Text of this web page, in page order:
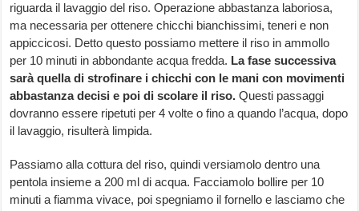
riguarda il lavaggio del riso. Operazione abbastanza laboriosa,
ma necessaria per ottenere chicchi bianchissimi, teneri e non
appiccicosi. Detto questo possiamo mettere il riso in ammollo
per 10 minuti in abbondante acqua fredda. La fase successiva
sarà quella di strofinare i chicchi con le mani con movimenti
abbastanza decisi e poi di scolare il riso. Questi passaggi
dovranno essere ripetuti per 4 volte o fino a quando l’acqua, dopo
il lavaggio, risulterà limpida.
Passiamo alla cottura del riso, quindi versiamolo dentro una
pentola insieme a 200 ml di acqua. Facciamolo bollire per 10
minuti a fiamma vivace, poi spegniamo il fornello e lasciamo che